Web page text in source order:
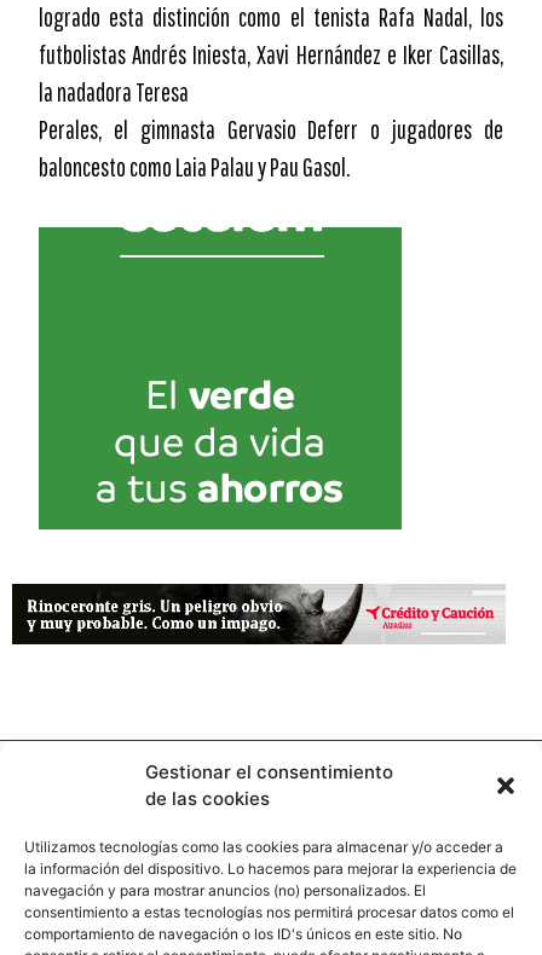
Gestionar el consentimiento
de las cookies
Utilizamos tecnologías como las cookies para almacenar y/o acceder a
la información del dispositivo. Lo hacemos para mejorar la experiencia de
navegación y para mostrar anuncios (no) personalizados. El
consentimiento a estas tecnologías nos permitirá procesar datos como el
comportamiento de navegación o los ID's únicos en este sitio. No
logrado esta distinción como el tenista Rafa Nadal, los
futbolistas Andrés Iniesta, Xavi Hernández e Iker Casillas,
la nadadora Teresa
Perales, el gimnasta Gervasio Deferr o jugadores de
baloncesto como Laia Palau y Pau Gasol.
Contacto